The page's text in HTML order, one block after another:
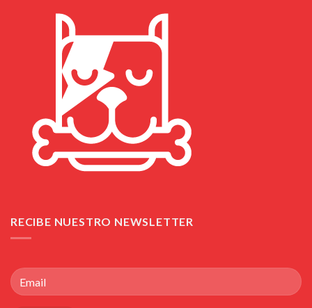
RECIBE NUESTRO NEWSLETTER